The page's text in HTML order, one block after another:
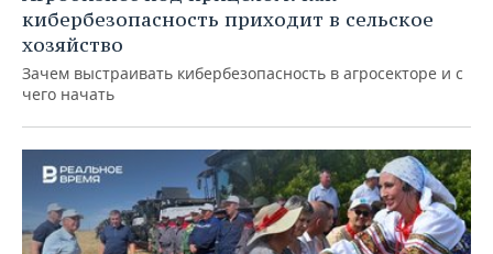
кибербезопасность приходит в сельское
хозяйство
Зачем выстраивать кибербезопасность в агросекторе и с
чего начать